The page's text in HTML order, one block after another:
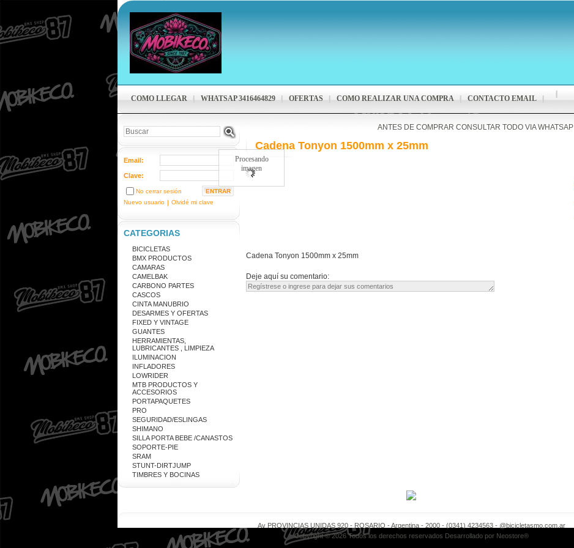
COMO LLEGAR WHATSAP 3416464829 OFERTAS COMO REALIZAR UNA COMPRA CONTACTO EMAIL
Email:
Clave:
No cerrar sesión
Nuevo usuario | Olvidé mi clave
CATEGORIAS
BICICLETAS
BMX PRODUCTOS
CAMARAS
CAMELBAK
CARBONO PARTES
CASCOS
CINTA MANUBRIO
DESARMES Y OFERTAS
FIXED Y VINTAGE
GUANTES
HERRAMIENTAS,
LUBRICANTES , LIMPIEZA
ILUMINACION
INFLADORES
LOWRIDER
MTB PRODUCTOS Y
ACCESORIOS
PORTAPAQUETES
PRO
SEGURIDAD/ESLINGAS
SHIMANO
SILLA PORTA BEBE /CANASTOS
SOPORTE-PIE
SRAM
STUNT-DIRTJUMP
TIMBRES Y BOCINAS
ANTES DE COMPRAR CONSULTAR TODO VIA WHATSAP
Cadena Tonyon 1500mm x 25mm
Procesando
imagen
Cadena Tonyon 1500mm x 25mm
Deje aquí su comentario:
Av PROVINCIAS UNIDAS 920 - ROSARIO - Argentina - 2000 - (0341) 4234563 - @bicicletasmo.com.ar
Copyright © 2026 Todos los derechos reservados Desarrollado por Neostore®